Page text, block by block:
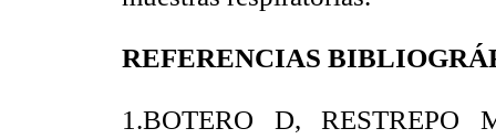
REFERENCIAS
1.BOTERO D, RESTREPO